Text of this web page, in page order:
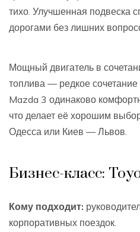
тихо. Улучшенная подвеска
дорогами без лишних
Мощный двигатель в
топлива — редкое
Mazda 3 одинаково
что делает её хорошим
Одесса или Киев — Львов.
Бизнес-класс:
Кому подходит:
корпоративных поездок.